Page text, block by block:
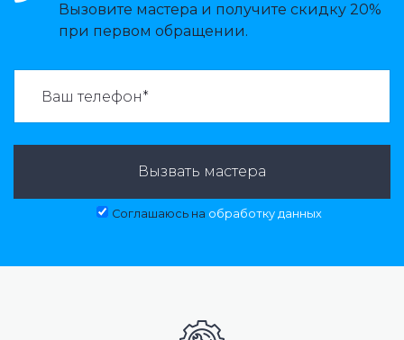
Вызовите мастера и получите скидку 20%
при первом обращении.
Вызвать мастера
Соглашаюсь на обработку данных